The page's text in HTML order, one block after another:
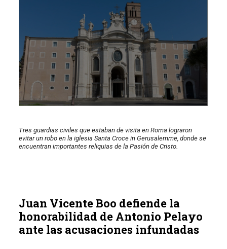
Tres guardias civiles que estaban de visita en Roma lograron
evitar un robo en la iglesia Santa Croce in Gerusalemme, donde se
encuentran importantes reliquias de la Pasión de Cristo.
Juan Vicente Boo defiende la
honorabilidad de Antonio Pelayo
ante las acusaciones infundadas